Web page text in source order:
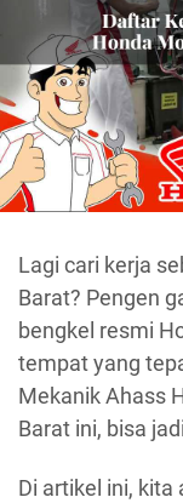
Lagi cari kerja
Barat? Pengen
bengkel resmi
tempat yang
Mekanik Ahass
Barat ini, bisa
Di artikel ini,